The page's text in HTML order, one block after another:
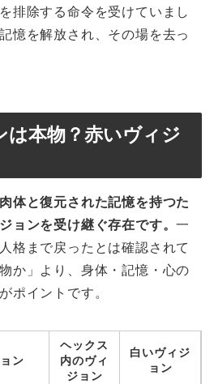
排除する命令を受けていまし
憶を解放され、その場を去っ
は本物？赤いヴィジ
体と復元された記憶を持つた
ョンを受け継ぐ存在です。一
格まで戻ったとは確認されて
か」より、身体・記憶・心の
ポイントです。
ン
ヘックス
内のヴィ
ジョン
白いヴィジ
ョン